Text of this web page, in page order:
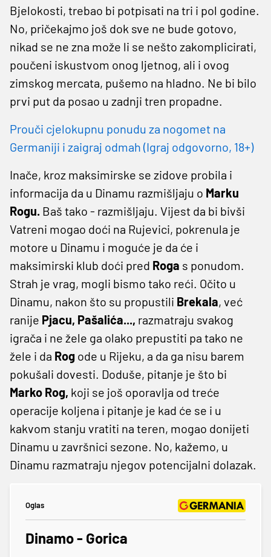
Bjelokosti, trebao bi potpisati na tri i pol godine.
No, pričekajmo još dok sve ne bude gotovo,
nikad se ne zna može li se nešto zakomplicirati,
poučeni iskustvom onog ljetnog, ali i ovog
zimskog mercata, pušemo na hladno. Ne bi bilo
prvi put da posao u zadnji tren propadne.
Prouči cjelokupnu ponudu za nogomet na
Germaniji i zaigraj odmah (Igraj odgovorno, 18+)
Inače, kroz maksimirske se zidove probila i
informacija da u Dinamu razmišljaju o Marku
Rogu. Baš tako - razmišljaju. Vijest da bi bivši
Vatreni mogao doći na Rujevici, pokrenula je
motore u Dinamu i moguće je da će i
maksimirski klub doći pred Roga s ponudom.
Strah je vrag, mogli bismo tako reći. Očito u
Dinamu, nakon što su propustili Brekala, već
ranije Pjacu, Pašalića..., razmatraju svakog
igrača i ne žele ga olako prepustiti pa tako ne
žele i da Rog ode u Rijeku, a da ga nisu barem
pokušali dovesti. Doduše, pitanje je što bi
Marko Rog, koji se još oporavlja od treće
operacije koljena i pitanje je kad će se i u
kakvom stanju vratiti na teren, mogao donijeti
Dinamu u završnici sezone. No, kažemo, u
Dinamu razmatraju njegov potencijalni dolazak.
Oglas
Dinamo - Gorica